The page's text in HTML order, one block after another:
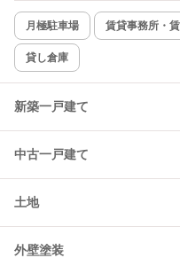
新着のみ
該当件数:
1件
月極駐車場 賃貸事務所・
貸し倉庫
新築一戸建て
中古一戸建て
土地
外壁塗装